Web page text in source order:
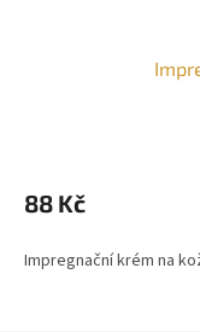
88 Kč
Impregnační krém na